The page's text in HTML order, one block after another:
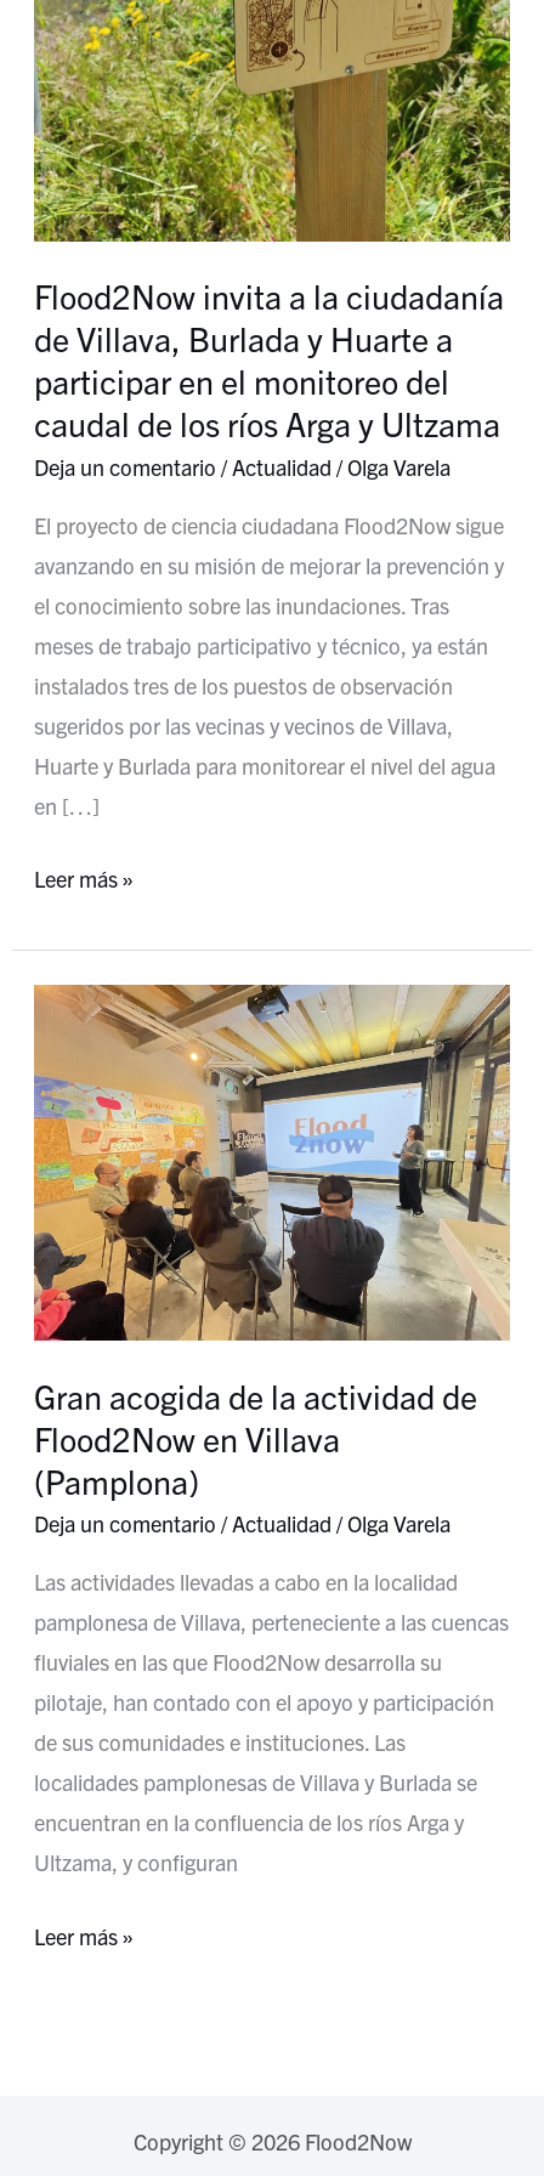
Flood2Now invita a la ciudadanía
de Villava, Burlada y Huarte a
participar en el monitoreo del
caudal de los ríos Arga y Ultzama
Deja un comentario /Actualidad /Olga Varela
El proyecto de ciencia ciudadana Flood2Now sigue
avanzando en su misión de mejorar la prevención y
el conocimiento sobre las inundaciones. Tras
meses de trabajo participativo y técnico, ya están
instalados tres de los puestos de observación
sugeridos por las vecinas y vecinos de Villava,
Huarte y Burlada para monitorear el nivel del agua
en […]
del
caudal
de
los
ríos
Arga
Ultzama
Leer más »
Gran acogida de la actividad de
Flood2Now en Villava
(Pamplona)
Deja un comentario /Actualidad /Olga Varela
Las actividades llevadas a cabo en la localidad
pamplonesa de Villava, perteneciente a las cuencas
fluviales en las que Flood2Now desarrolla su
pilotaje, han contado con el apoyo y participación
de sus comunidades e instituciones. Las
localidades pamplonesas de Villava y Burlada se
encuentran en la confluencia de los ríos Arga y
Ultzama, y configuran
Gran
de
la
actividad
de
Flood2Now
en
Villava
Leer más »
Copyright © 2026 Flood2Now